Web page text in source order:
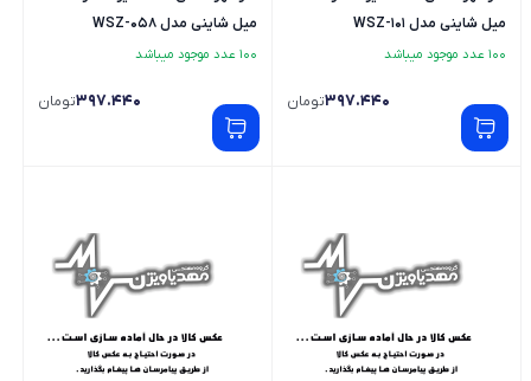
میل شاینی مدل WSZ-101
100 عدد موجود میباشد
397.440تومان
میل شاینی مدل WSZ-058
100 عدد موجود میباشد
397.440تومان